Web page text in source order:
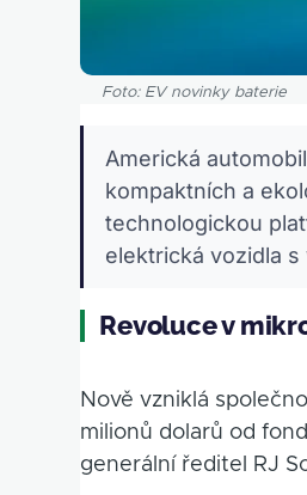
Foto: EV novinky baterie
Americká
kompaktních a
technologickou
elektrická vozidla
Revoluce v
Nově vzniklá
milionů dolarů od
generální ředitel RJ